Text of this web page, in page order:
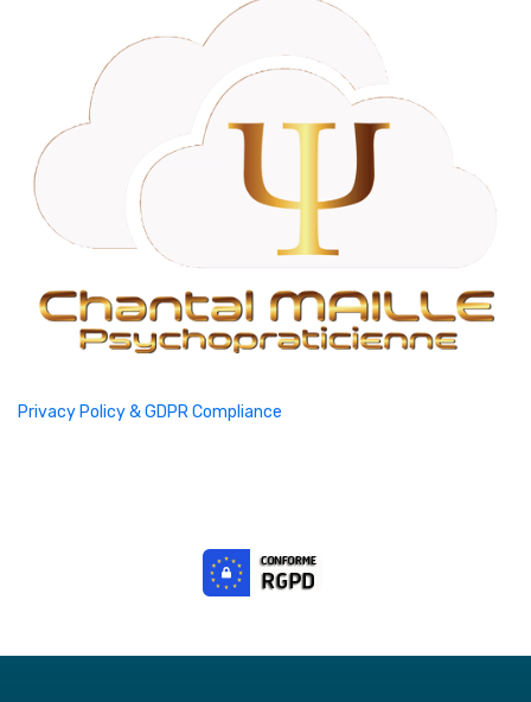
Privacy Policy & GDPR Compliance